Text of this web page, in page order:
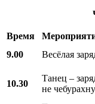
Время
9.00
Весёлая
10.30
Танец –
не